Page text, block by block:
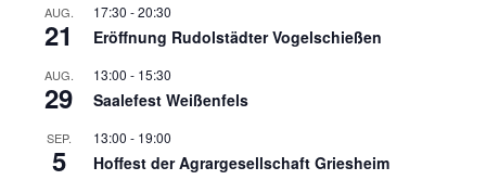
AUG.
21
17:30 -20:30
Eröffnung Rudolstädter Vogelschießen
AUG.
29
13:00 - 15:30
Saalefest Weißenfels
SEP.
5
13:00 - 19:00
Hoffest der Agrargesellschaft Griesheim